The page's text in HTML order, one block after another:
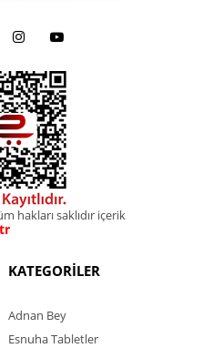
hakları saklıdır içerik
webproje.com.tr
KATEGORİLER
Adnan Bey
Esnuha Tabletler